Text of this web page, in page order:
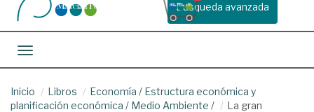
Busqueda avanzada
Toggle navigation
Inicio Libros Economía / Estructura económica y
planificación económica / Medio Ambiente /
La gran